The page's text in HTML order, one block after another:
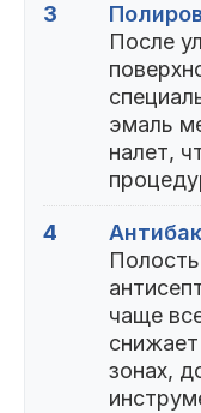
3
После
эмаль
налет,
4
чаще
зонах,